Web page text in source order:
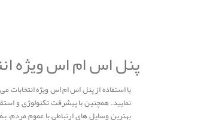
پنل اس ام اس ویژه
با استفاده از پنل اس ام اس ویژه انتخابات
نمایید. همچنین با پیشرفت تکنولوژی و
بهترین وسایل های ارتباطی با عموم